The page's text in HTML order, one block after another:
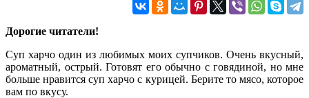
Дорогие читатели!
Суп харчо один из любимых моих супчиков. Очень вкусный,
ароматный, острый. Готовят его обычно с говядиной, но мне
больше нравится суп харчо с курицей. Берите то мясо, которое
вам по вкусу.